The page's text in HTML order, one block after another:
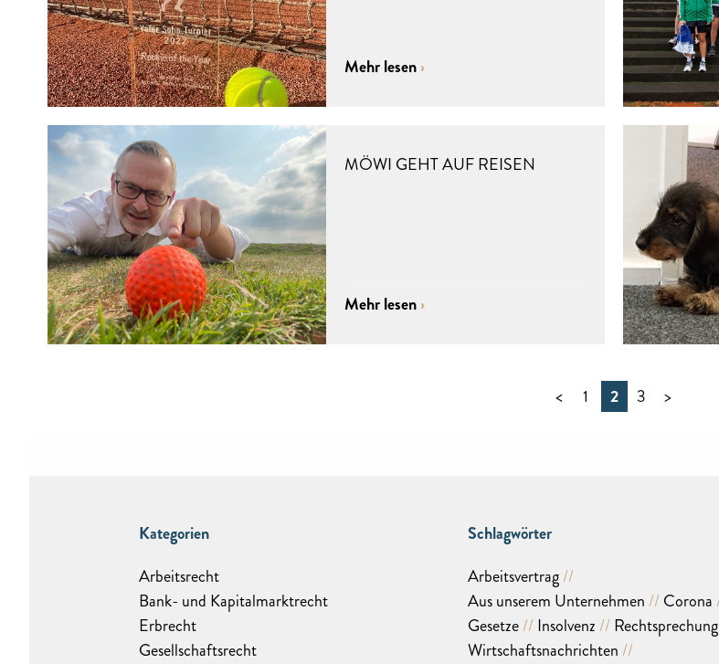
Mehr lesen
MÖWI GEHT AUF REISEN
Mehr lesen
< 1 2 3 >
Kategorien
Arbeitsrecht
Bank- und Kapitalmarktrecht
Erbrecht
Gesellschaftsrecht
Schlagwörter
Arbeitsvertrag
Aus unserem Unternehmen
Corona
Gesetze
Insolvenz
Rechtsprechung
Wirtschaftsnachrichten